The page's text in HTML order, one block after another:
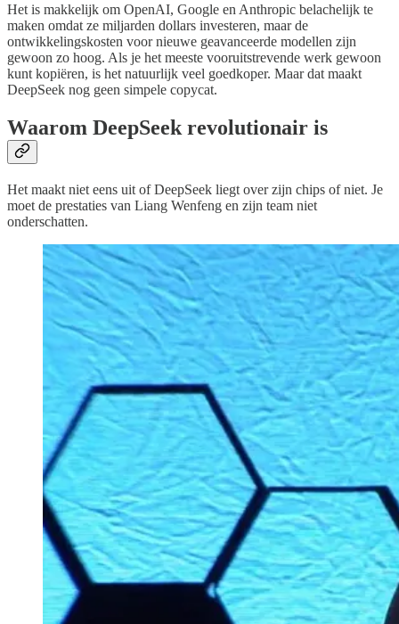
Het is makkelijk om OpenAI, Google en Anthropic belachelijk te
maken omdat ze miljarden dollars investeren, maar de
ontwikkelingskosten voor nieuwe geavanceerde modellen zijn
gewoon zo hoog. Als je het meeste vooruitstrevende werk gewoon
kunt kopiëren, is het natuurlijk veel goedkoper. Maar dat maakt
DeepSeek nog geen simpele copycat.
Waarom DeepSeek revolutionair is
Het maakt niet eens uit of DeepSeek liegt over zijn chips of niet. Je
moet de prestaties van Liang Wenfeng en zijn team niet
onderschatten.